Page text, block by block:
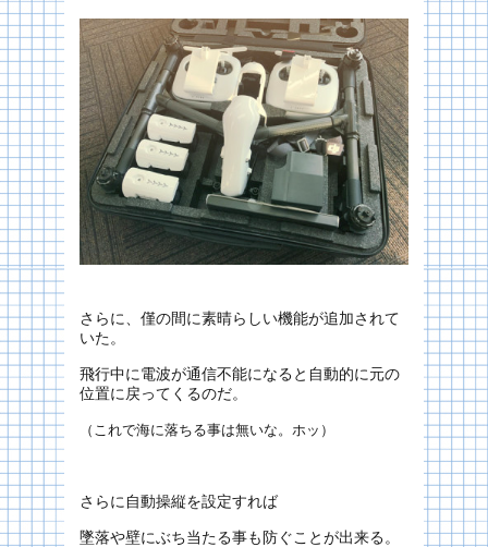
さらに、僅の間に素晴らしい機能が追加されて
いた。
飛行中に電波が通信不能になると自動的に元の
位置に戻ってくるのだ。
（これで海に落ちる事は無いな。ホッ）
さらに自動操縦を設定すれば
墜落や壁にぶち当たる事も防ぐことが出来る。